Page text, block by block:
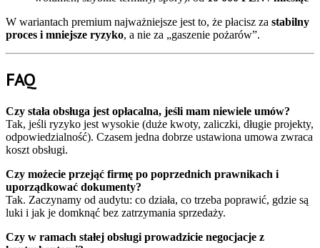
W wariantach premium najważniejsze jest to, że płacisz za stabilny
proces i mniejsze ryzyko, a nie za „gaszenie pożarów”.
FAQ
Czy stała obsługa jest opłacalna, jeśli mam niewiele umów?
Tak, jeśli ryzyko jest wysokie (duże kwoty, zaliczki, długie projekty,
odpowiedzialność). Czasem jedna dobrze ustawiona umowa zwraca
koszt obsługi.
Czy możecie przejąć firmę po poprzednich prawnikach i
uporządkować dokumenty?
Tak. Zaczynamy od audytu: co działa, co trzeba poprawić, gdzie są
luki i jak je domknąć bez zatrzymania sprzedaży.
Czy w ramach stałej obsługi prowadzicie negocjacje z